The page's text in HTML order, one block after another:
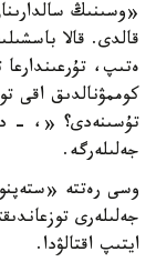
«وسىنىڭ
قالدى. قالا
ەتىپ،
كوممۋنالدىق اقى
تۇسىنەدى؟ «، -
جەلىلەرگە.
وسى رەتتە
جەلىلەرى
ايتىپ اقتالۋدا.